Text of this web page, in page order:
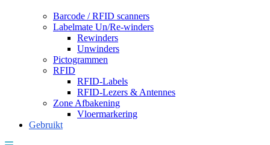
Barcode / RFID scanners
Labelmate Un/Re-winders
Rewinders
Unwinders
Pictogrammen
RFID
RFID-Labels
RFID-Lezers & Antennes
Zone Afbakening
Vloermarkering
Gebruikt